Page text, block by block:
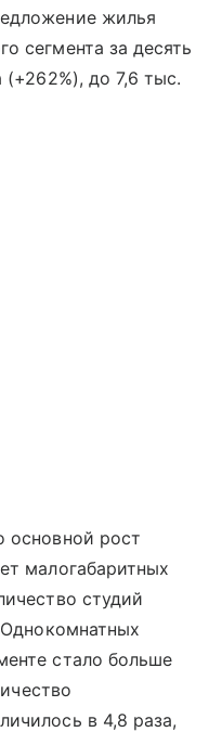
жилья
сегмента за десять
(+262%), до 7,6 тыс.
основной рост
малогабаритных
студий
стало больше
в 4,8 раза,